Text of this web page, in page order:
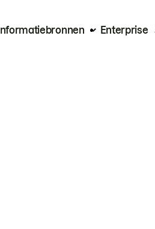
Informatiebronnen Enterprise